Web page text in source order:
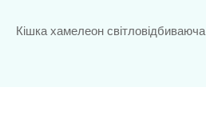
Кішка хамелеон світловідбиваюча